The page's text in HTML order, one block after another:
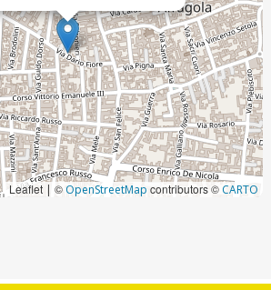
Leaflet | © OpenStreetMap contributors © CARTO